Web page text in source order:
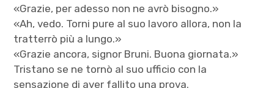
«Grazie, per adesso non ne avrò bisogno.»
«Ah, vedo. Torni pure al suo lavoro allora, non la
tratterrò più a lungo.»
«Grazie ancora, signor Bruni. Buona giornata.»
Tristano se ne tornò al suo ufficio con la
sensazione di aver fallito una prova.